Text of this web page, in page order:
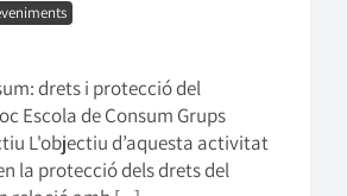
drets i protecció del
Escola de Consum Grups
L'objectiu d’aquesta activitat
la protecció dels drets del